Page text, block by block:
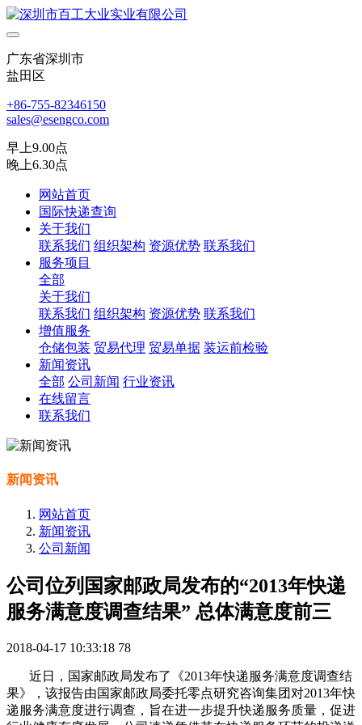
广东省深圳市
盐田区
+86-755-82346150
sales@esengco.com
早上9.00点
晚上6.30点
网站首页
国际快递查询
关于我们
联系我们 组织架构 资源优势 联系我们
服务项目
全部
关于我们
联系我们 组织架构 资源优势 联系我们
增值服务
仓储包装 贸易代理 贸易单据 装运前检验
新闻资讯
全部 公司新闻 行业资讯
在线留言
联系我们
新闻资讯
网站首页
新闻资讯
公司新闻
公司位列国家邮政局发布的“2013年快递
服务满意度调查结果” 总体满意度前三
2018-04-17 10:33:18 78
近日，国家邮政局发布了《2013年快递服务满意度调查结
果》，该报告由国家邮政局委托零点研究咨询集团对2013年快
递服务满意度进行调查，旨在进一步提升快递服务质量，促进